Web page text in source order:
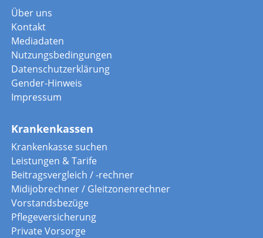
Über uns
Kontakt
Mediadaten
Nutzungsbedingungen
Datenschutzerklärung
Gender-Hinweis
Impressum
Krankenkassen
Krankenkasse suchen
Leistungen & Tarife
Beitragsvergleich / -rechner
Midijobrechner / Gleitzonenrechner
Vorstandsbezüge
Pflegeversicherung
Private Vorsorge